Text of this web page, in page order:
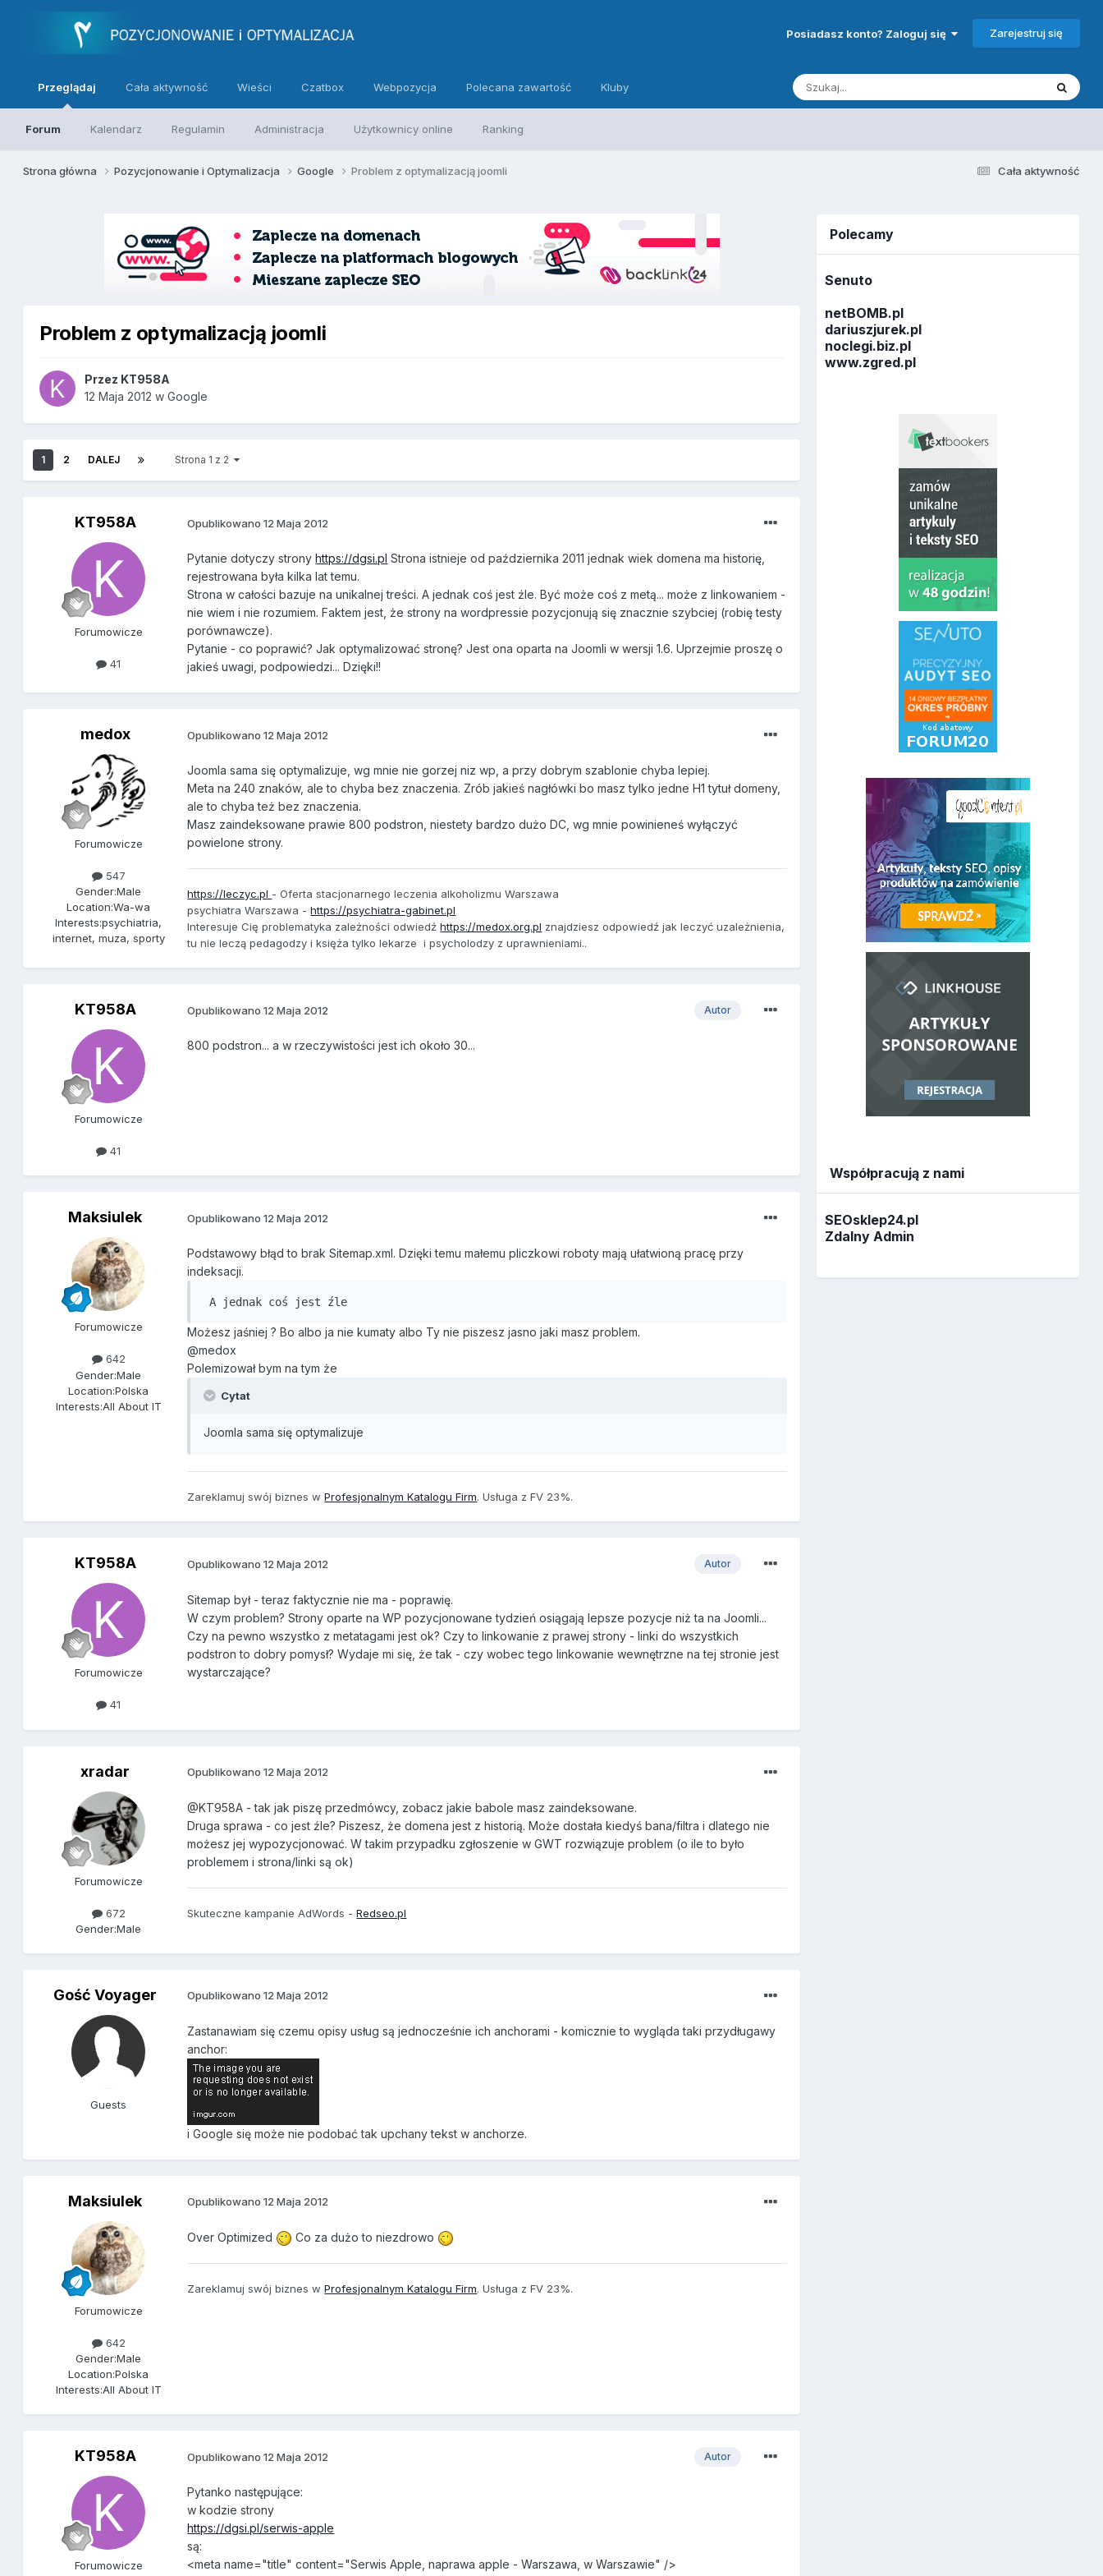
Posiadasz konto? Zaloguj się Zarejestruj się
Przeglądaj
Forum Kalendarz Regulamin Administracja Użytkownicy online Ranking
Cała aktywność Wieści Czatbox Webpozycja Polecana zawartość Kluby
Cała aktywność
Strona główna Pozycjonowanie i Optymalizacja Google Problem z optymalizacją joomli
Problem z optymalizacją joomli
Przez KT958A
12 Maja 2012 wGoogle
1 2 DALEJ Strona 1 z 2
KT958A
Forumowicze
41
Opublikowano12 Maja 2012
Pytanie dotyczy stronyhttps://dgsi.pl Strona istnieje od października 2011 jednak wiek domena ma historię,
rejestrowana była kilka lat temu.
Strona w całości bazuje na unikalnej treści. A jednak coś jest źle. Być może coś z metą... może z linkowaniem -
nie wiem i nie rozumiem. Faktem jest, że strony na wordpressie pozycjonują się znacznie szybciej (robię testy
porównawcze).
Pytanie - co poprawić? Jak optymalizować stronę? Jest ona oparta na Joomli w wersji 1.6. Uprzejmie proszę o
jakieś uwagi, podpowiedzi... Dzięki!!
medox
Forumowicze
547
Gender:Male
Location:Wa-wa
Interests:psychiatria,
internet, muza, sporty
Opublikowano12 Maja 2012
Joomla sama się optymalizuje, wg mnie nie gorzej niz wp, a przy dobrym szablonie chyba lepiej.
Meta na 240 znaków, ale to chyba bez znaczenia. Zrób jakieś nagłówki bo masz tylko jedne H1 tytuł domeny,
ale to chyba też bez znaczenia.
Masz zaindeksowane prawie 800 podstron, niestety bardzo dużo DC, wg mnie powinieneś wyłączyć
powielone strony.
https://leczyc.pl - Oferta stacjonarnegoleczenia alkoholizmu Warszawa
psychiatra Warszawa -https://psychiatra-gabinet.pl
Interesuje Cię problematyka zależności odwiedźhttps://medox.org.pl znajdziesz odpowiedź jak leczyć uzależnienia,
tu nie leczą pedagodzy i księża tylko lekarze i psycholodzy z uprawnieniami..
KT958A
Forumowicze
41
Autor
Opublikowano12 Maja 2012
800 podstron... a w rzeczywistości jest ich około 30...
Maksiulek
Forumowicze
642
Gender:Male
Location:Polska
Interests:All About IT
Opublikowano12 Maja 2012
Podstawowy błąd to brak Sitemap.xml. Dzięki temu małemu pliczkowi roboty mają ułatwioną pracę przy
indeksacji.
A jednak coś jest źle
Możesz jaśniej ? Bo albo ja nie kumaty albo Ty nie piszesz jasno jaki masz problem.
@medox
Polemizował bym na tym że
Cytat
Joomla sama się optymalizuje
Zareklamuj swój biznes wProfesjonalnym Katalogu Firm. Usługa z FV 23%.
KT958A
Forumowicze
41
Autor
Opublikowano12 Maja 2012
Sitemap był - teraz faktycznie nie ma - poprawię.
W czym problem? Strony oparte na WP pozycjonowane tydzień osiągają lepsze pozycje niż ta na Joomli...
Czy na pewno wszystko z metatagami jest ok? Czy to linkowanie z prawej strony - linki do wszystkich
podstron to dobry pomysł? Wydaje mi się, że tak - czy wobec tego linkowanie wewnętrzne na tej stronie jest
wystarczające?
xradar
Forumowicze
672
Gender:Male
Opublikowano12 Maja 2012
@KT958A - tak jak piszę przedmówcy, zobacz jakie babole masz zaindeksowane.
Druga sprawa - co jest źle? Piszesz, że domena jest z historią. Może dostała kiedyś bana/filtra i dlatego nie
możesz jej wypozycjonować. W takim przypadku zgłoszenie w GWT rozwiązuje problem (o ile to było
problemem i strona/linki są ok)
Skuteczne kampanie AdWords -Redseo.pl
Gość Voyager
Guests
Opublikowano12 Maja 2012
Zastanawiam się czemu opisy usług są jednocześnie ich anchorami - komicznie to wygląda taki przydługawy
anchor:
i Google się może nie podobać tak upchany tekst w anchorze.
Maksiulek
Forumowicze
642
Gender:Male
Location:Polska
Interests:All About IT
Opublikowano12 Maja 2012
Over Optimized Co za dużo to niezdrowo
Zareklamuj swój biznes wProfesjonalnym Katalogu Firm. Usługa z FV 23%.
KT958A
Forumowicze
Autor
Opublikowano12 Maja 2012
Pytanko następujące:
w kodzie strony
https://dgsi.pl/serwis-apple
są:
<meta name="title" content="Serwis Apple, naprawa apple - Warszawa, w Warszawie" />
Polecamy
Senuto
netBOMB.pl
dariuszjurek.pl
noclegi.biz.pl
www.zgred.pl
Współpracują z nami
SEOsklep24.pl
Zdalny Admin